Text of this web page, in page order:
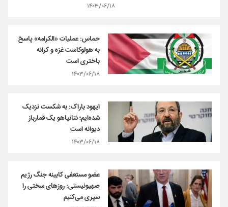
۱۴۰۳/۰۶/۱۸
حماس: عملیات «الکرامه» پاسخ
به هولوکاست غزه و کرانه
باختری است
۱۴۰۳/۰۶/۱۸
ایهود باراک: به شکست نزدیک
شده‌ایم؛ نتانیاهو یک قمارباز
دیوانه است
۱۴۰۳/۰۶/۱۸
عضو مستعفی کابینه جنگ رژیم
صهیونیستی: روزهای سختی را
سپری می‌کنیم